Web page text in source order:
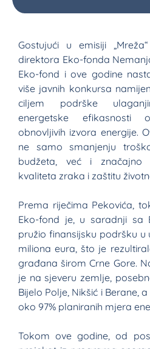
Gostujući u emisiji
direktora Eko-fonda
Eko-fond i ove godine
više javnih konkursa
ciljem podrške
energetske efikasnosti
obnovljivih izvora energije.
ne samo smanjenju
budžeta, već i značajno
kvaliteta zraka i zaštitu
Prema riječima Pekovića,
Eko-fond je, u saradnji sa
pružio finansijsku podršku u
miliona eura, što je
građana širom Crne Gore.
je na sjeveru zemlje,
Bijelo Polje, Nikšić i Berane,
oko 97% planiranih mjera
Tokom ove godine, od